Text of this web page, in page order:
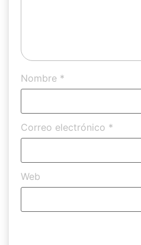
Nombre *
Correo electrónico *
Web